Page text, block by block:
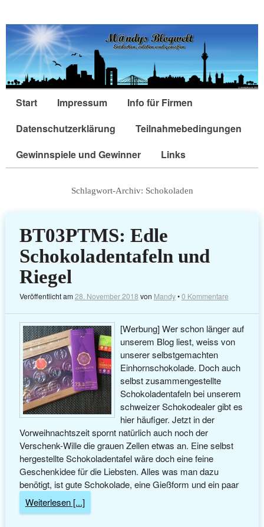
Start Impressum
Info für Firmen
Datenschutzerklärung
Teilnahmebedingungen
Gewinnspiele und Gewinner
Links
Schlagwort-Archiv: Schokoladen
BT03PTMS: Edle
Schokoladentafeln und
Riegel
Veröffentlicht am28. November 2018 von Mandy•0 Kommentare
[Werbung] Wer schon länger auf
unserem Blog liest, weiss von
unserer selbstgemachten
Einhornschokolade. Doch auch
selbst zusammengestellte
Schokoladentafeln bei unserem
schweizer Schokodealer gibt es
hier häufiger. Jetzt in der
Vorweihnachtszeit spornt natürlich auch noch der
Verschenk-Wille die grauen Zellen etwas an. Eine selbst
hergestellte Schokoladentafel wäre doch eine feine
Geschenkidee für die Liebsten. Alles was man dazu
benötigt, ist gute Schokolade, eine Gießform und ein paar
Weiterlesen [...]